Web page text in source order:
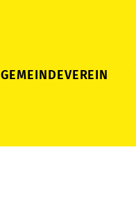
GEMEINDEVEREIN